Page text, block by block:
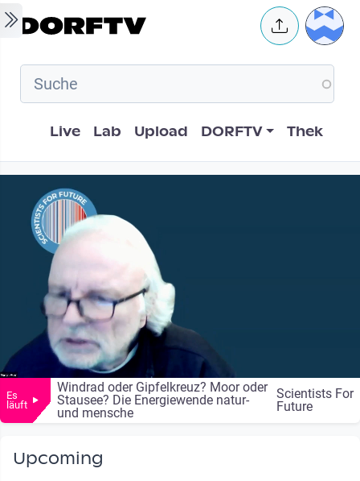
Skip to main content User
Hauptnavigation
Live Lab Upload DORFTV Thek
Es
läuft
Windrad oder Gipfelkreuz? Moor oder
Stausee? Die Energiewende natur-
und mensche
Scientists For
Future
Upcoming